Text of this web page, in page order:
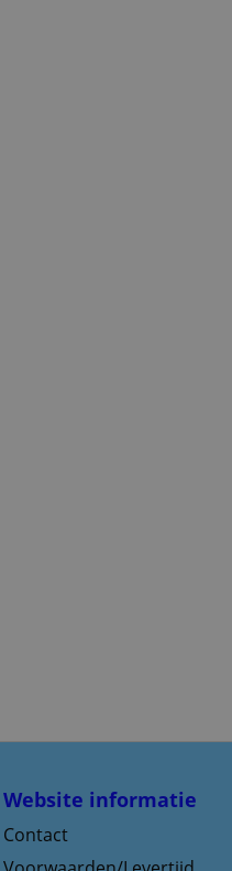
Website informatie
Contact